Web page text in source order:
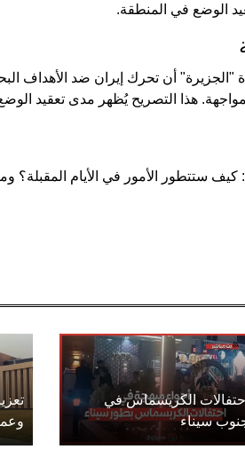
الوضع في المنطقة.
"الجزيرة" أن تحرك إيران ضد الأهداف
هذا التصريح يُظهر مدى تعقيد الوضع،
ستتطور الأمور في الأيام المقبلة؟
احتفالات الكريسماس في
سيناء